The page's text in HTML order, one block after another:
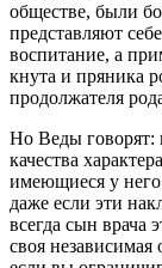
обществе, были
представляют
воспитание, а
кнута и пряника
продолжателя
Но Веды говорят:
качества
имеющиеся у него
даже если эти
всегда сын врача
своя